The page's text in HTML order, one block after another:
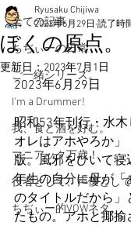
全ての記事
ちぢぃーの日常
ご一緒シリーズ。
I'm a Drummer!
我、食と酒を好む。
マニアック万歳！
役者として、声優とし
ちぢぃー的VOWネタ。
ぼくの原点。
Ryusaku Chijiwa
2023年6月29日 読了時
更新日：2023年7月1日
2023年6月29日
昭和53年刊行・水
オレはアホやろか」
版。風邪をひいて寝
年生の自分に母が「
のタイトルだから
たもの。アホと揶